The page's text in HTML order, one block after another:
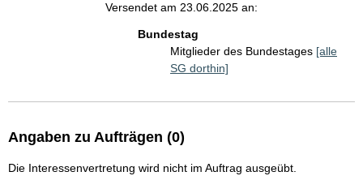
Versendet am 23.06.2025 an:
Bundestag
Mitglieder des Bundestages [alle
SG dorthin]
Angaben zu Aufträgen (0)
Die Interessenvertretung wird nicht im Auftrag ausgeübt.